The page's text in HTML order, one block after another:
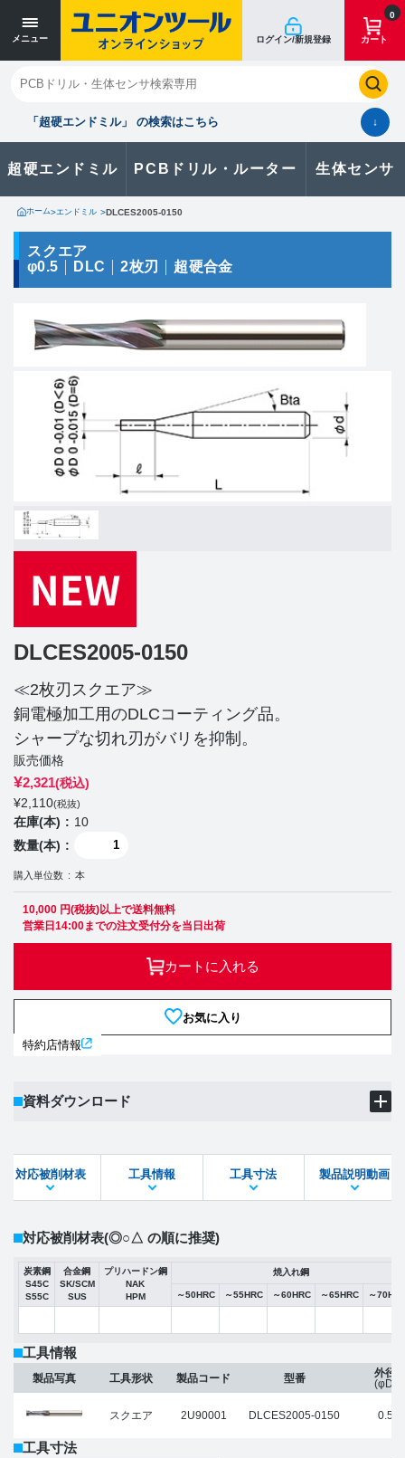
メニュー ログイン/新規登録
0
カート
「超硬エンドミル」 の検索はこちら ↓
超硬エンドミル PCBドリル・ルーター 生体センサ
閉じる
お気に入り クイックオーダー 購入履歴
製品に関するお問い合わせはこちら
カタログ一覧
ホーム>エンドミル >DLCES2005-0150
スクエア
φ0.5
DLC 2枚刃 超硬合金
DLCES2005-0150
≪2枚刃スクエア≫
銅電極加工用のDLCコーティング品。
シャープな切れ刃がバリを抑制。
販売価格
¥2,321(税込)
¥2,110(税抜)
在庫(本)
10
数量(本)
購入単位数 本
10,000 円(税抜)以上で送料無料
営業日14:00までの注文受付分を当日出荷
カートに入れる
お気に入り
特約店情報
資料ダウンロード
STEPファイル DXFファイル
対応被削材表 工具情報 工具寸法 製品説明動画
対応被削材表(◎○△ の順に推奨)
炭素鋼
S45C
S55C
合金鋼
SK/SCM
SUS
プリハードン鋼
NAK
HPM
焼入れ鋼
～50HRC ～55HRC ～60HRC ～65HRC ～
工具情報
寸法単位 [mm]
製品写真 工具形状
スクエア
製品コード
2U90001
型番
DLCES2005-0150
外径
(φD)
0.5
工具寸法
寸法単位 [mm]